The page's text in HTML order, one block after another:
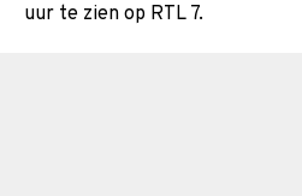
uur te zien op RTL 7.